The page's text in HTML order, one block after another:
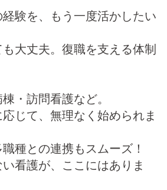
験を、もう一度活かしたい
大丈夫。復職を支える体制
・訪問看護など。
じて、無理なく始められま
種との連携もスムーズ！
看護が、ここにはありま